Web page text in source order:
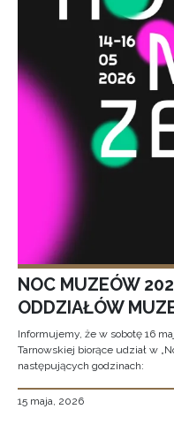
NOC MUZEÓW
ODDZIAŁÓW
Informujemy, że w sobotę 16
Tarnowskiej biorące udział w
następujących godzinach:
15 maja, 2026